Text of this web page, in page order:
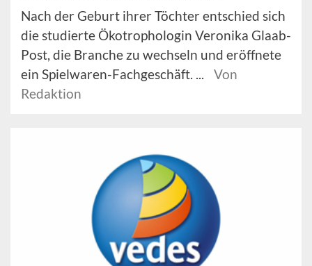
Nach der Geburt ihrer Töchter entschied sich
die studierte Ökotrophologin Veronika Glaab-
Post, die Branche zu wechseln und eröffnete
ein Spielwaren-Fachgeschäft. ...
Von
Redaktion